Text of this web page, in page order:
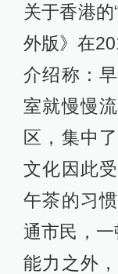
关于香港
外版》在
介绍称：
室就慢慢
区，集中
文化因此
午茶的习
通市民，一
能力之外